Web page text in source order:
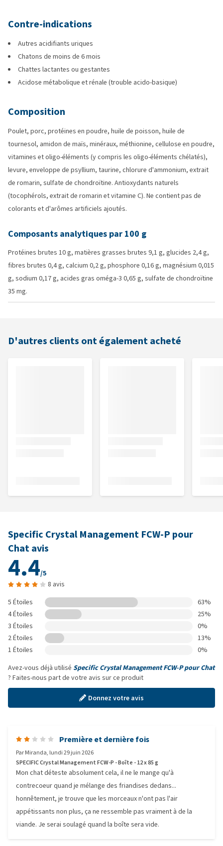
Contre-indications
Autres acidifiants uriques
Chatons de moins de 6 mois
Chattes lactantes ou gestantes
Acidose métabolique et rénale (trouble acido-basique)
Composition
Poulet, porc, protéines en poudre, huile de poisson, huile de
tournesol, amidon de maïs, minéraux, méthionine, cellulose en poudre,
vitamines et oligo-éléments (y compris les oligo-éléments chélatés),
levure, enveloppe de psyllium, taurine, chlorure d'ammonium, extrait
de romarin, sulfate de chondroïtine. Antioxydants naturels
(tocophérols, extrait de romarin et vitamine C). Ne contient pas de
colorants et d'arômes artificiels ajoutés.
Composants analytiques par 100 g
Protéines brutes 10 g, matières grasses brutes 9,1 g, glucides 2,4 g,
fibres brutes 0,4 g, calcium 0,2 g, phosphore 0,16 g, magnésium 0,015
g, sodium 0,17 g, acides gras oméga-3 0,65 g, sulfate de chondroïtine
35 mg.
D'autres clients ont également acheté
Specific Crystal Management FCW-P pour
Chat avis
4.4/5
8 avis
5 Étoiles
63%
4 Étoiles
25%
3 Étoiles
0%
2 Étoiles
13%
1 Étoiles
0%
Avez-vous déjà utilisé Specific Crystal Management FCW-P pour Chat
? Faites-nous part de votre avis sur ce produit
Donnez votre avis
Première et dernière fois
ParMiranda, lundi 29 juin 2026
SPECIFIC Crystal Management FCW-P - Boîte - 12 x 85 g
Mon chat déteste absolument cela, il ne le mange qu'à
contrecoeur quand je mélange des friandises dedans...
honnêtement, je trouve que les morceaux n'ont pas l'air
appétissants non plus, ça ne ressemble pas vraiment à de la
viande. Je serai soulagé quand la boîte sera vide.